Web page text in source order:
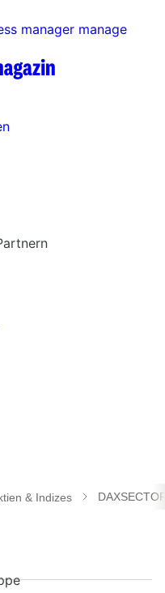
manager manage
& Indizes